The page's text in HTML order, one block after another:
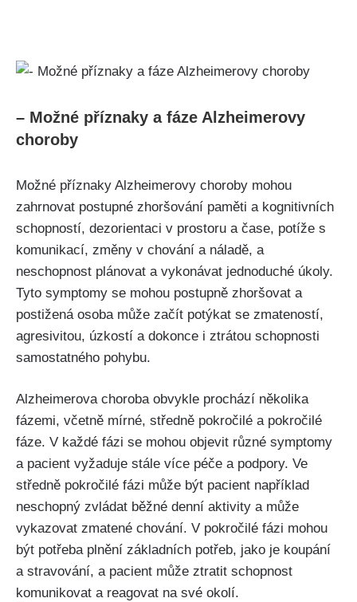
– Možné příznaky a fáze Alzheimerovy
choroby
Možné příznaky Alzheimerovy choroby mohou
zahrnovat postupné zhoršování paměti a kognitivních
schopností, dezorientaci v prostoru a čase, potíže s
komunikací, změny v chování a náladě, a
neschopnost plánovat a vykonávat jednoduché úkoly.
Tyto symptomy se mohou postupně zhoršovat a
postižená osoba může začít potýkat se zmateností,
agresivitou, úzkostí a dokonce i ztrátou schopnosti
samostatného pohybu.
Alzheimerova choroba obvykle prochází několika
fázemi, včetně mírné, středně pokročilé a pokročilé
fáze. V každé fázi se mohou objevit různé symptomy
a pacient vyžaduje stále více péče a podpory. Ve
středně pokročilé fázi může být pacient například
neschopný zvládat běžné denní aktivity a může
vykazovat zmatené chování. V pokročilé fázi mohou
být potřeba plnění základních potřeb, jako je koupání
a stravování, a pacient může ztratit schopnost
komunikovat a reagovat na své okolí.